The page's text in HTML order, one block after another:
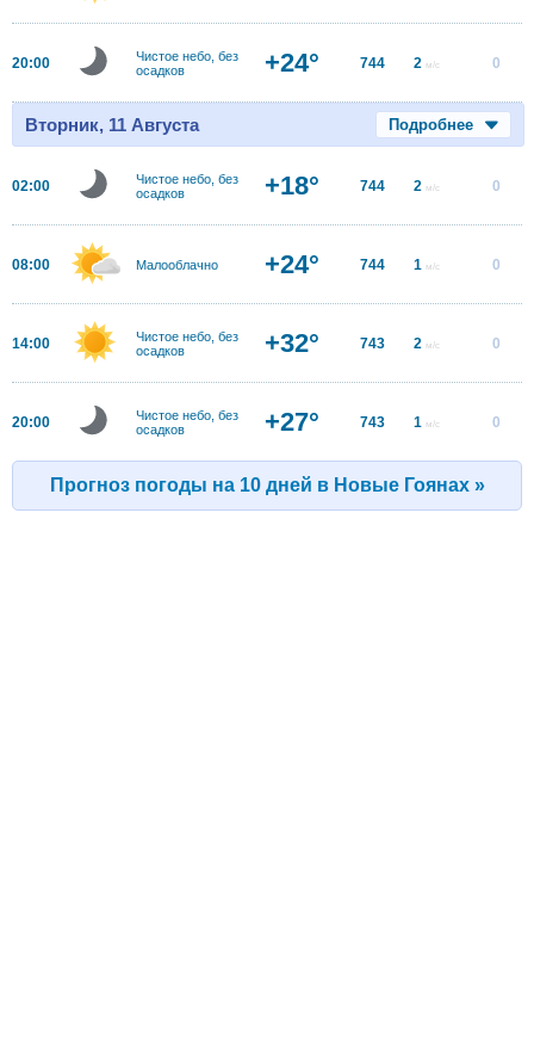
20:00
Чистое небо, без
осадков
+24° 744 2 м/с 0
Вторник, 11 Августа Подробнее
02:00
Чистое небо, без
осадков
+18° 744 2 м/с 0
08:00 Малооблачно +24° 744 1 м/с 0
14:00
Чистое небо, без
осадков
+32° 743 2 м/с 0
20:00
Чистое небо, без
осадков
+27° 743 1 м/с 0
Прогноз погоды на 10 дней в Новые Гоянах »